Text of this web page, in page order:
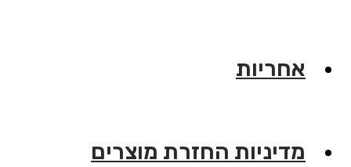
אחריות
מדיניות החזרת מוצרים